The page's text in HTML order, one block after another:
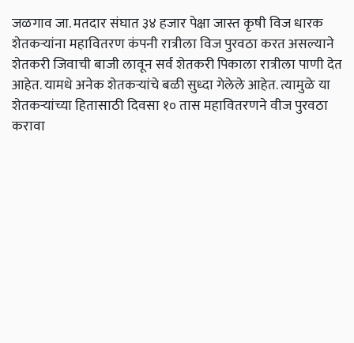
जळगाव जा. मतदार संघात ३४ हजार पेक्षा जास्त कृषी विज धारक
शेतकऱ्यांना महावितरण कंपनी रात्रीला विज पुरवठा करत असल्याने
शेतकरी जिवाची बाजी लावून सर्व शेतकरी पिकाला रात्रीला पाणी देत
आहेत. यामधे अनेक शेतकऱ्यांचे बळी सुध्दा गेलेले आहेत. त्यामुळे या
शेतकऱ्यांच्या हितासाठी दिवसा १० तास महावितरणने वीज पुरवठा
करावा